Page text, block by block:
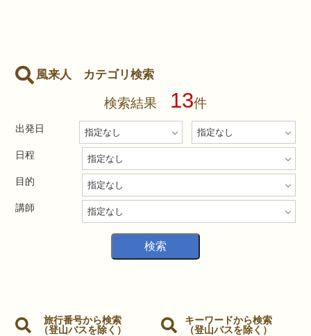
風来人 カテゴリ検索
検索結果 13件
出発日
日程
目的
講師
旅行番号から検索
（登山バスを除く）
キーワードから検索
（登山バスを除く）